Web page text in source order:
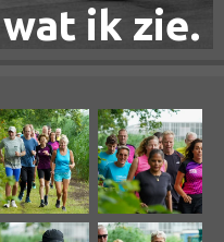
ik zie.